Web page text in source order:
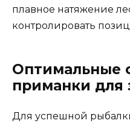
плавное натяжение
контролировать
Оптимальные
приманки для
Для успешной